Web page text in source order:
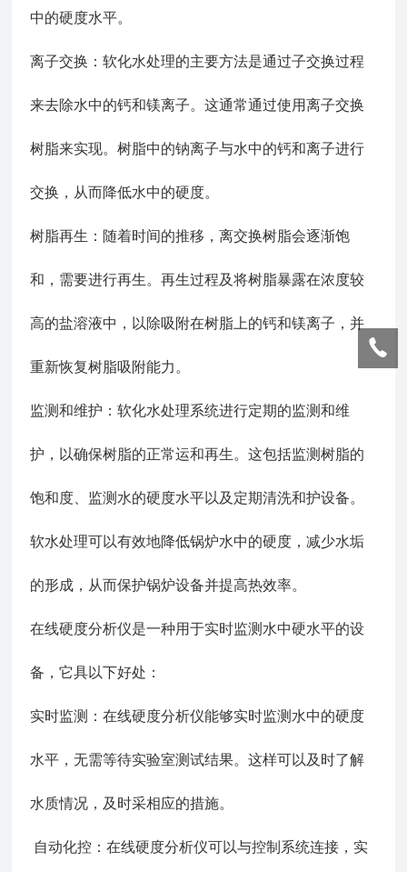
中的硬度水平。
离子交换：软化水处理的主要方法是通过子交换过程
来去除水中的钙和镁离子。这通常通过使用离子交换
树脂来实现。树脂中的钠离子与水中的钙和离子进行
交换，从而降低水中的硬度。
树脂再生：随着时间的推移，离交换树脂会逐渐饱
和，需要进行再生。再生过程及将树脂暴露在浓度较
高的盐溶液中，以除吸附在树脂上的钙和镁离子，并
重新恢复树脂吸附能力。
监测和维护：软化水处理系统进行定期的监测和维
护，以确保树脂的正常运和再生。这包括监测树脂的
饱和度、监测水的硬度水平以及定期清洗和护设备。
软水处理可以有效地降低锅炉水中的硬度，减少水垢
的形成，从而保护锅炉设备并提高热效率。
在线硬度分析仪是一种用于实时监测水中硬水平的设
备，它具以下好处：
实时监测：在线硬度分析仪能够实时监测水中的硬度
水平，无需等待实验室测试结果。这样可以及时了解
水质情况，及时采相应的措施。
自动化控：在线硬度分析仪可以与控制系统连接，实